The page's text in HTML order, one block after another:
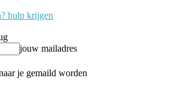
hulp krijgen
jouw mailadres
je gemaild worden